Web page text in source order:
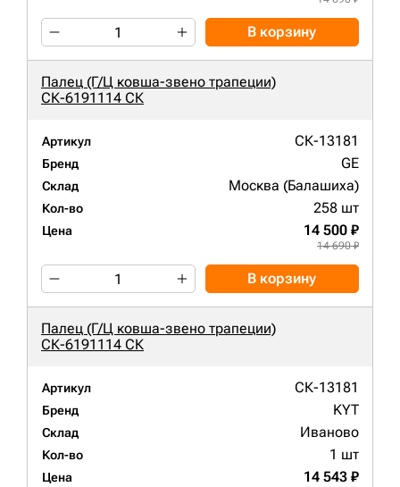
В корзину
Палец (Г/Ц ковша-звено трапеции)
СК-6191114 СК
Артикул СК-13181
Бренд GE
Склад Москва (Балашиха)
Кол-во 258 шт
Цена 14 500 ₽
14 690 ₽
В корзину
Палец (Г/Ц ковша-звено трапеции)
СК-6191114 СК
Артикул СК-13181
Бренд KYT
Склад Иваново
Кол-во 1 шт
Цена 14 543 ₽